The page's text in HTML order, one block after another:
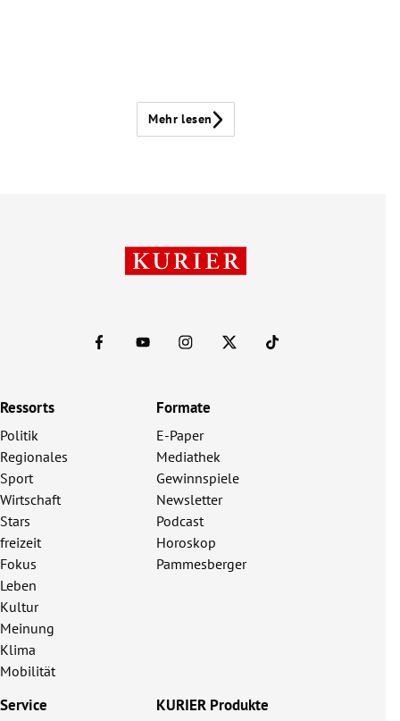
Mehr lesen
Ressorts
Politik
Regionales
Sport
Wirtschaft
Stars
freizeit
Fokus
Leben
Kultur
Meinung
Klima
Mobilität
Formate
E-Paper
Mediathek
Gewinnspiele
Newsletter
Podcast
Horoskop
Pammesberger
Service KURIER Produkte